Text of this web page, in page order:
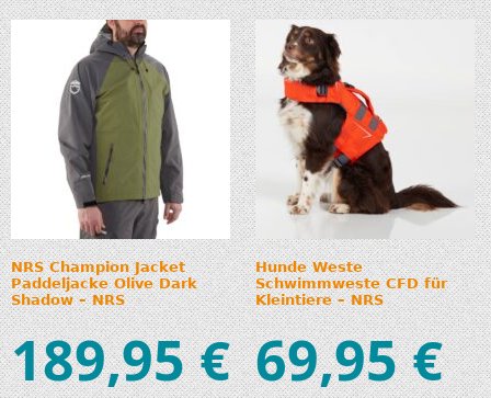
NRS Champion Jacket
Paddeljacke Olive Dark
Shadow – NRS
189,95€
Hunde Weste
Schwimmweste CFD für
Kleintiere – NRS
69,95€